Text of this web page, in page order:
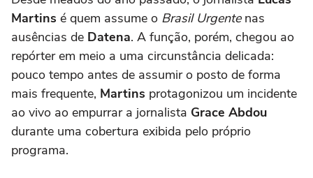
Martins é quem assume o Brasil Urgentenas
ausências de Datena. A função, porém, chegou ao
repórter em meio a uma circunstância delicada:
pouco tempo antes de assumir o posto de forma
mais frequente, Martins protagonizou um incidente
ao vivo ao empurrar a jornalista Grace Abdou
durante uma cobertura exibida pelo próprio
programa.